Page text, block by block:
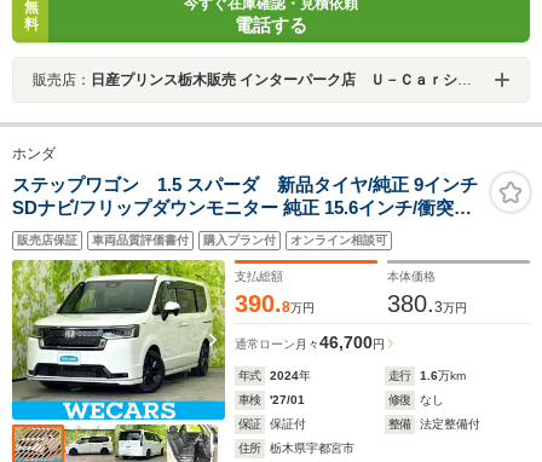
無
料
今すぐ在庫確認・見積依頼
電話する
販売店： 日産プリンス栃木販売 インターパーク店 Ｕ－Ｃａｒショップ
ホンダ
ステップワゴン 1.5 スパーダ 新品タイヤ/純正 9インチ
SDナビ/フリップダウンモニター 純正 15.6インチ/衝突安
全装置/両側電動スライドドア/シートヒーター 前席/車線
逸脱防止支援システム/シート ハーフレザー
販売店保証 車両品質評価書付 購入プラン付 オンライン相談可
支払総額
390.8万円
本体価格
380.3万円
通常ローン 月々46,700円
年式 2024年 走行 1.6万km
車検
'27/01 修復
なし
保証
保証付 整備
法定整備付
住所
栃木県宇都宮市